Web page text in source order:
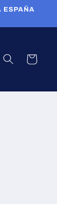
ESPAÑA
Carrito